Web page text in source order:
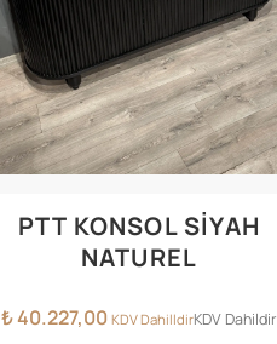
PTT KONSOL SİYAH
NATUREL
₺40.227,00 KDV DahilldirKDV Dahildir